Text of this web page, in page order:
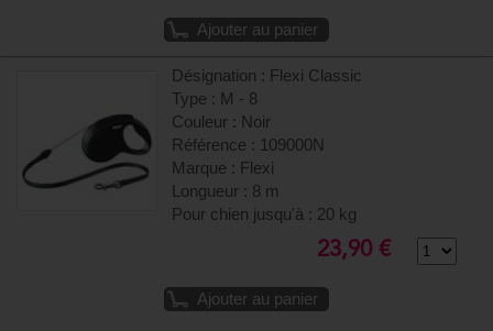
Ajouter au panier
Désignation : Flexi Classic
Type : M - 8
Couleur : Noir
Référence : 109000N
Marque : Flexi
Longueur : 8 m
Pour chien jusqu'à : 20 kg
23,90 €
Ajouter au panier